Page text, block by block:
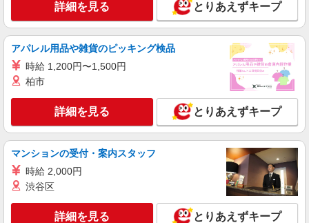
詳細を見る とりあえずキープ
アパレル用品や雑貨のピッキング検品
時給 1,200円〜1,500円
柏市
詳細を見る とりあえずキープ
マンションの受付・案内スタッフ
時給 2,000円
渋谷区
詳細を見る とりあえずキープ